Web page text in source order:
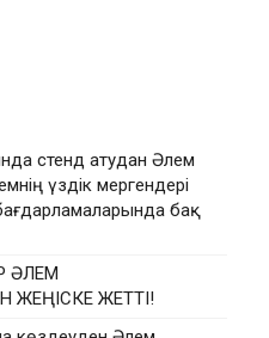
стенд атудан Әлем
үздік мергендері
бақ
ӘЛЕМ
ЖЕТТІ!